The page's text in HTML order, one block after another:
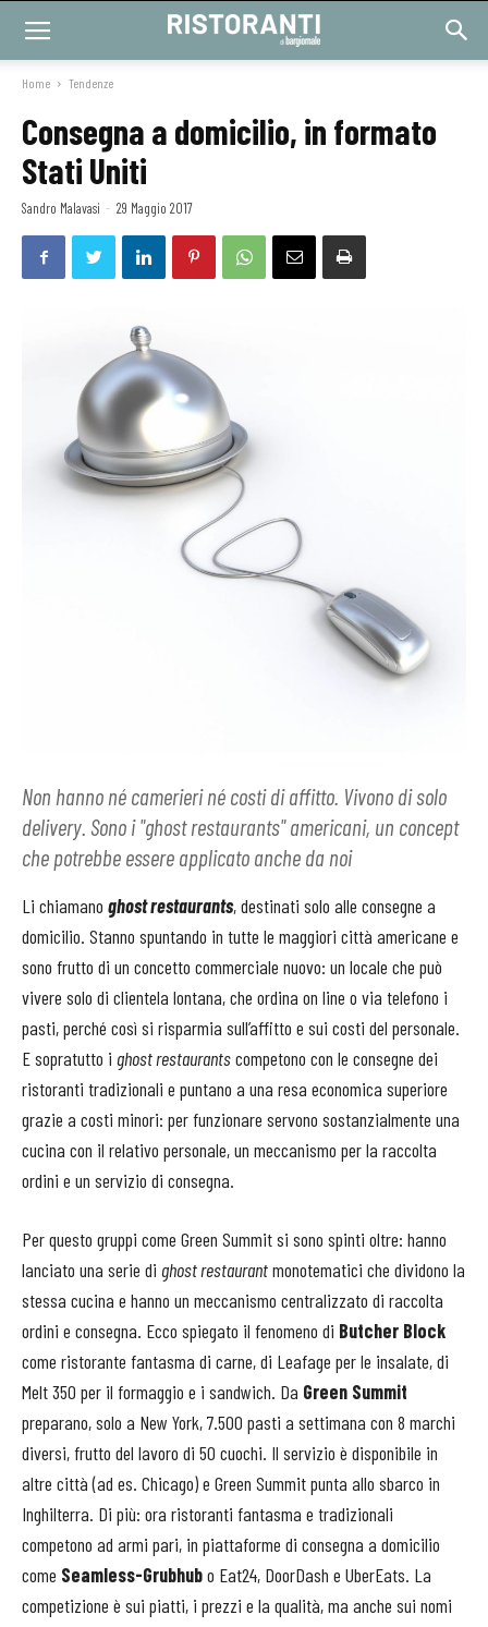
Home Tendenze
Consegna a domicilio, in formato
Stati Uniti
Sandro Malavasi - 29 Maggio 2017
Non hanno né camerieri né costi di affitto. Vivono di solo
delivery. Sono i "ghost restaurants" americani, un concept
che potrebbe essere applicato anche da noi
Li chiamano ghost restaurants, destinati solo alle consegne a
domicilio. Stanno spuntando in tutte le maggiori città americane e
sono frutto di un concetto commerciale nuovo: un locale che può
vivere solo di clientela lontana, che ordina on line o via telefono i
pasti, perché così si risparmia sull’affitto e sui costi del personale.
E sopratutto i ghost restaurantscompetono con le consegne dei
ristoranti tradizionali e puntano a una resa economica superiore
grazie a costi minori: per funzionare servono sostanzialmente una
cucina con il relativo personale, un meccanismo per la raccolta
ordini e un servizio di consegna.
Per questo gruppi come Green Summit si sono spinti oltre: hanno
lanciato una serie di ghost restaurantmonotematici che dividono la
stessa cucina e hanno un meccanismo centralizzato di raccolta
ordini e consegna. Ecco spiegato il fenomeno di Butcher Block
come ristorante fantasma di carne, di Leafage per le insalate, di
Melt 350 per il formaggio e i sandwich. Da Green Summit
preparano, solo a New York, 7.500 pasti a settimana con 8 marchi
diversi, frutto del lavoro di 50 cuochi. Il servizio è disponibile in
altre città (ad es. Chicago) e Green Summit punta allo sbarco in
Inghilterra. Di più: ora ristoranti fantasma e tradizionali
competono ad armi pari, in piattaforme di consegna a domicilio
come Seamless-Grubhubo Eat24, DoorDash e UberEats. La
competizione è sui piatti, i prezzi e la qualità, ma anche sui nomi